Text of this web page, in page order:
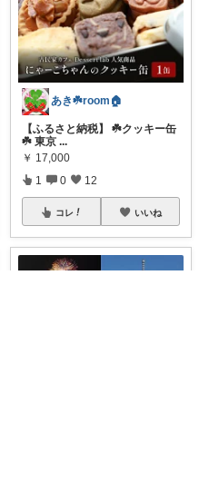
あき☘️room🏠
【ふるさと納税】 ☘️クッキー缶
☘️ 東京 ...
￥ 17,000
1 0 12
コレ いいね